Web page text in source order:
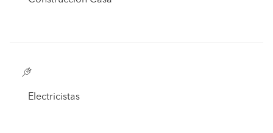
Electricistas